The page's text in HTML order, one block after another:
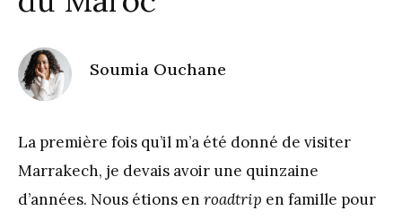
Soumia Ouchane
La première fois qu’il m’a été donné de visiter
Marrakech, je devais avoir une quinzaine
d’années. Nous étions en roadtrip en famille pour